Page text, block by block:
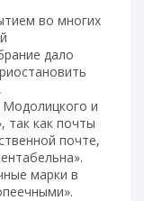
во многих
дало
Модолицкого и
так как почты
почте,
марки в